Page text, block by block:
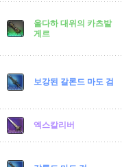
울다하 대위의 카츠발
게르
보강된 갈론드 마도 검
엑스칼리버